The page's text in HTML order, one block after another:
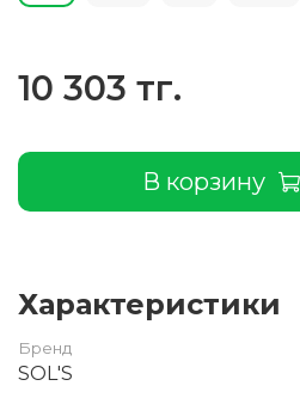
10 303 тг.
В корзину
Характеристики
Бренд
SOL'S